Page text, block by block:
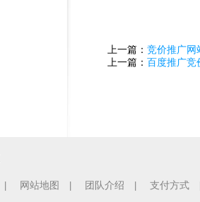
上一篇： 竞价推广网
上一篇： 百度推广竞
网站地图 团队介绍 支付方式